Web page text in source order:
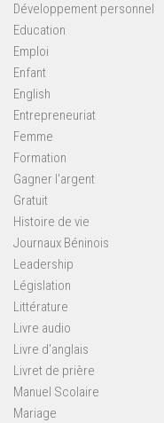
Développement personnel
Education
Emploi
Enfant
English
Entrepreneuriat
Femme
Formation
Gagner l'argent
Gratuit
Histoire de vie
Journaux Béninois
Leadership
Législation
Littérature
Livre audio
Livre d'anglais
Livret de prière
Manuel Scolaire
Mariage